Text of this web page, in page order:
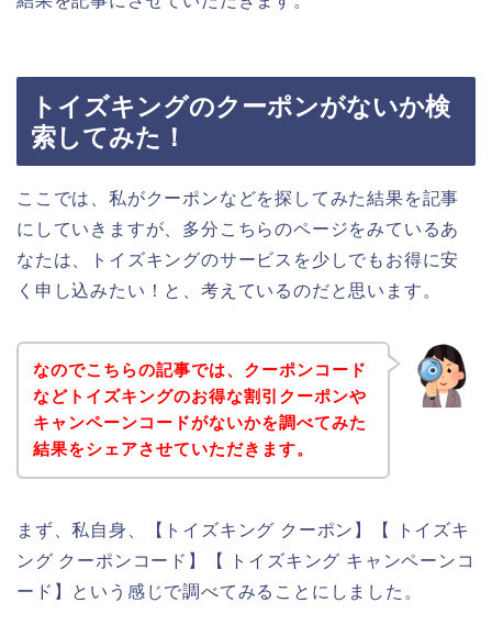
トイズキングのクーポンがないか検
索してみた！
ここでは、私がクーポンなどを探してみた結果を記事
にしていきますが、多分こちらのページをみているあ
なたは、トイズキングのサービスを少しでもお得に安
く申し込みたい！と、考えているのだと思います。
なのでこちらの記事では、クーポンコード
などトイズキングのお得な割引クーポンや
キャンペーンコードがないかを調べてみた
結果をシェアさせていただきます。
まず、私自身、【トイズキング クーポン】【 トイズキ
ング クーポンコード】【 トイズキング キャンペーンコ
ード】という感じで調べてみることにしました。